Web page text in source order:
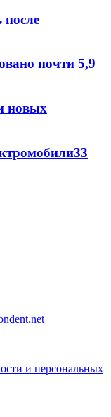
почти 5,9
новых
33
и персональных